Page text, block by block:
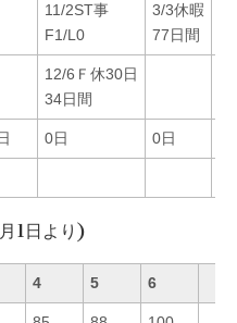
11/2ST事
F1/L0
3/3休暇
77日間
12/6Ｆ休30日
34日間
0日 0日
1日より)
4 5 6